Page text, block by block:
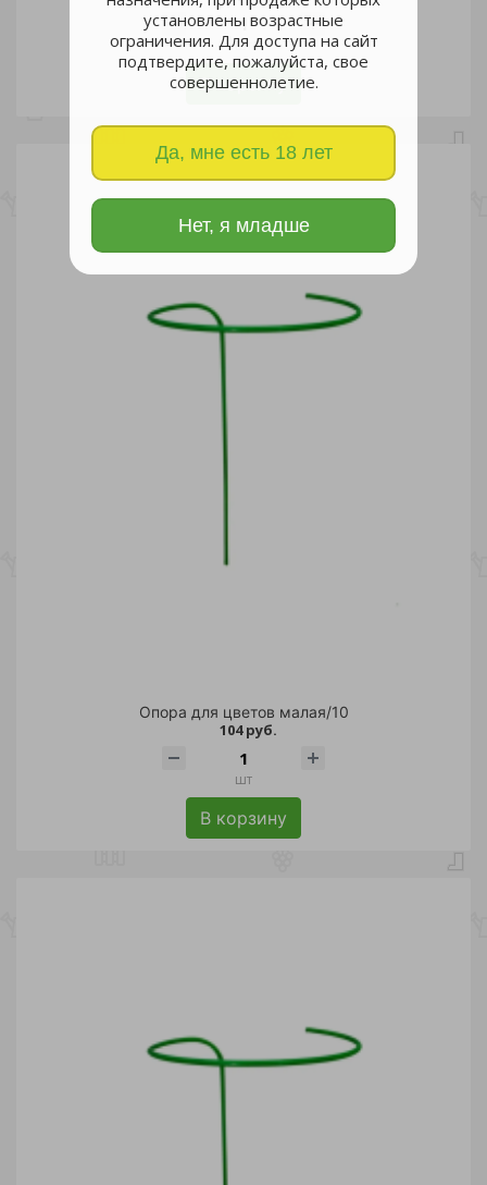
установлены возрастные
ограничения. Для доступа на сайт
подтвердите, пожалуйста, свое
совершеннолетие.
Да, мне есть 18 лет
Нет, я младше
шт
В корзину
Опора для цветов малая/10
104 руб.
шт
В корзину